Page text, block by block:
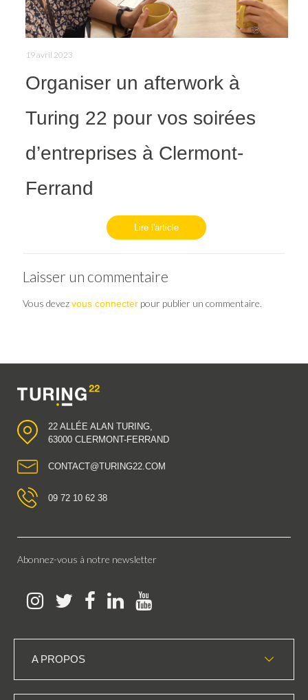
19 avril 2023
Organiser un afterwork à
Turing 22 pour vos soirées
d’entreprises à Clermont-
Ferrand
Lire l'article
Laisser un commentaire
Vous devezvous connecter pour publier un commentaire.
22 ALLÉE ALAN TURING,
63000 CLERMONT-FERRAND
CONTACT@TURING22.COM
09 72 10 62 38
Abonnez-vous à notre newsletter
A PROPOS